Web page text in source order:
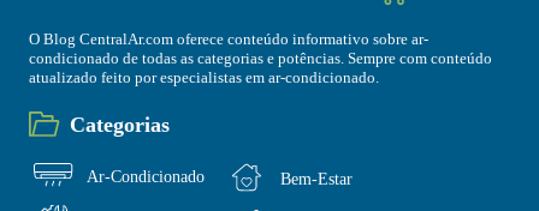
O Blog CentralAr.com oferece conteúdo informativo sobre ar-
condicionado de todas as categorias e potências. Sempre com conteúdo
atualizado feito por especialistas em ar-condicionado.
Categorias
Ar-Condicionado Bem-Estar